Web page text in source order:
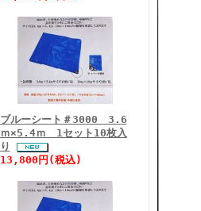
ブルーシート＃3000 3.6
ｍ×5.4ｍ 1セット10枚入
り
13,800円(税込)